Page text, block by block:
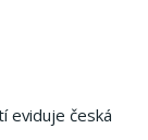
eviduje česká